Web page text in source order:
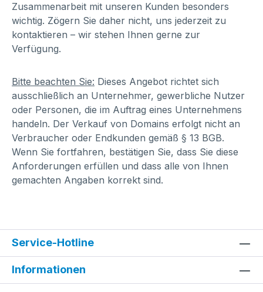
Zusammenarbeit mit unseren Kunden besonders
wichtig. Zögern Sie daher nicht, uns jederzeit zu
kontaktieren – wir stehen Ihnen gerne zur
Verfügung.
Bitte beachten Sie: Dieses Angebot richtet sich
ausschließlich an Unternehmer, gewerbliche Nutzer
oder Personen, die im Auftrag eines Unternehmens
handeln. Der Verkauf von Domains erfolgt nicht an
Verbraucher oder Endkunden gemäß § 13 BGB.
Wenn Sie fortfahren, bestätigen Sie, dass Sie diese
Anforderungen erfüllen und dass alle von Ihnen
gemachten Angaben korrekt sind.
Service-Hotline
Informationen